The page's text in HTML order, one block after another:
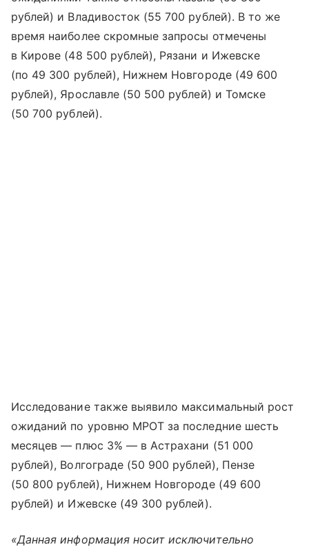
рублей) и Владивосток (55 700 рублей). В то же
время наиболее скромные запросы отмечены
в Кирове (48 500 рублей), Рязани и Ижевске
(по 49 300 рублей), Нижнем Новгороде (49 600
рублей), Ярославле (50 500 рублей) и Томске
(50 700 рублей).
Исследование также выявило максимальный рост
ожиданий по уровню МРОТ за последние шесть
месяцев — плюс 3% — в Астрахани (51 000
рублей), Волгограде (50 900 рублей), Пензе
(50 800 рублей), Нижнем Новгороде (49 600
рублей) и Ижевске (49 300 рублей).
«Данная информация носит исключительно